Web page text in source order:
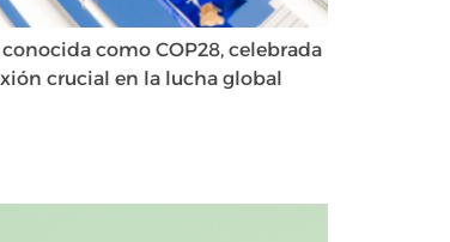
como COP28, celebrada
crucial en la lucha global